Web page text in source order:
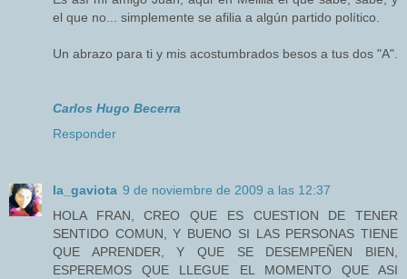
el que no... simplemente se afilia a algún partido político.
Un abrazo para ti y mis acostumbrados besos a tus dos "A".
Carlos Hugo Becerra
Responder
la_gaviota 9 de noviembre de 2009 a las 12:37
HOLA FRAN, CREO QUE ES CUESTION DE TENER
SENTIDO COMUN, Y BUENO SI LAS PERSONAS TIENE
QUE APRENDER, Y QUE SE DESEMPEÑEN BIEN,
ESPEREMOS QUE LLEGUE EL MOMENTO QUE ASI